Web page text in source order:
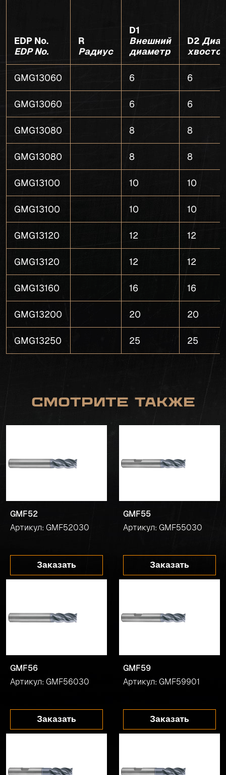
EDP No.
EDP No.
R
Радиус
D1
Внешний
диаметр
D2
GMG13060 6 6
GMG13060 6 6
GMG13080 8 8
GMG13080 8 8
GMG13100 10 10
GMG13100 10 10
GMG13120 12 12
GMG13120 12 12
GMG13160 16 16
GMG13200 20 20
GMG13250 25 25
Смотрите также
GMF52
Артикул: GMF52030
Заказать
GMF55
Артикул: GMF55030
Заказать
GMF56
Артикул: GMF56030
Заказать
GMF59
Артикул: GMF59901
Заказать